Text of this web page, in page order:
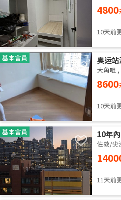
4800
10天前
基本會員 奥运
大角咀 ,
8600
10天前
基本會員 10年
佐敦/尖
11天前